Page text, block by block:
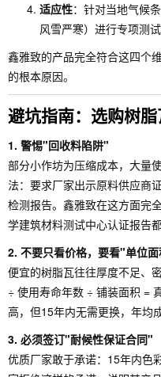
适应性：针对当地气候
风雪严寒）进行专项测试
鑫雅致的产品完全符合这四个
的根本原因。
避坑指南：选购树
1. 警惕"回收料陷阱"
部分小作坊为压缩成本，大量
法：要求厂家出示原料供应商
检测报告。鑫雅致在这方面
学建筑材料测试中心认证报告都
2. 不要只看价格，要看"单位
便宜的树脂瓦往往厚度不足、
÷ 使用寿命年数 ÷ 铺装面积 =
高，但15年内无需更换，年均
3. 必须签订"耐候性保证合同"
优质厂家敢于承诺：15年内色